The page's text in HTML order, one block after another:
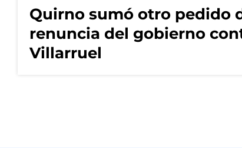
Quirno sumó otro pedido
renuncia del gobierno
Villarruel